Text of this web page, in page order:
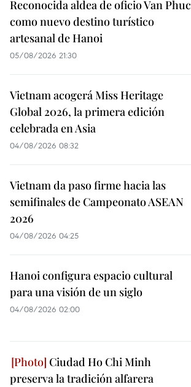
Reconocida aldea de oficio Van Phuc
como nuevo destino turístico
artesanal de Hanoi
05/08/2026 21:30
Vietnam acogerá Miss Heritage
Global 2026, la primera edición
celebrada en Asia
04/08/2026 08:32
Vietnam da paso firme hacia las
semifinales de Campeonato ASEAN
2026
04/08/2026 04:25
Hanoi configura espacio cultural
para una visión de un siglo
04/08/2026 02:00
Ciudad Ho Chi Minh
preserva la tradición alfarera